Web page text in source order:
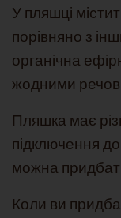
У пляшці
порівняно з
органічна
жодними
Пляшка має
підключення
можна
Коли ви